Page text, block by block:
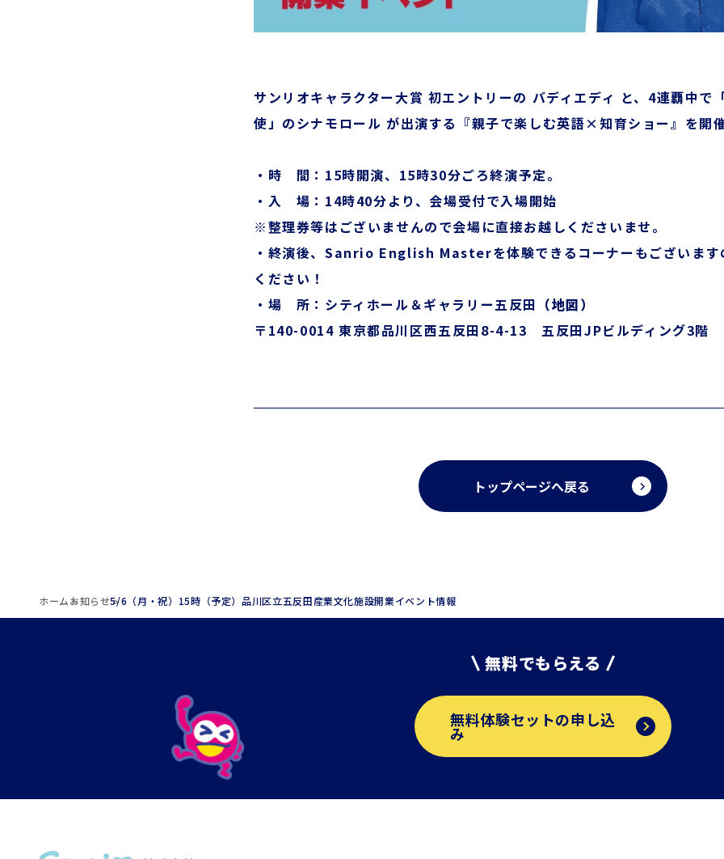
サンリオキャラクター大賞 初エントリーの バディエディ と、4連覇中で
使」のシナモロール が出演する『親子で楽しむ英語×知育ショー』を開
・時 間：15時開演、15時30分ごろ終演予定。
・入 場：14時40分より、会場受付で入場開始
※整理券等はございませんので会場に直接お越しくださいませ。
・終演後、Sanrio English Masterを体験できるコーナーもございます
ください！
・場 所：シティホール＆ギャラリー五反田 （地図）
〒140-0014 東京都品川区西五反田8-4-13 五反田JPビルディング3階
トップページへ戻る
ホームお知らせ5/6（月・祝）15時（予定）品川区立五反田産業文化施設開業イベント情報
無料でもらえる
無料体験セットの申し込
み